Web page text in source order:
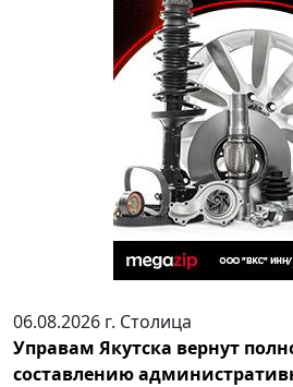
06.08.2026 г. Столица
Управам Якутска вернут
составлению